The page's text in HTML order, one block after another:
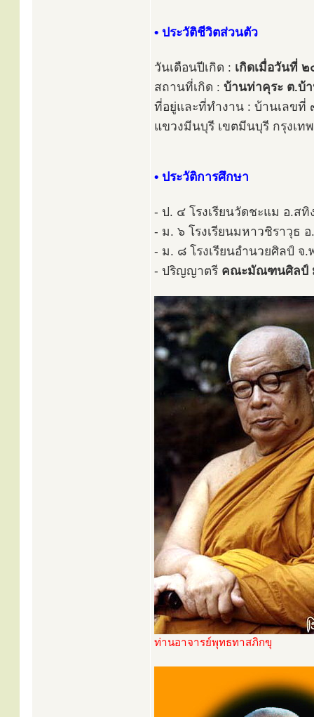
• ประวัติชีวิตส่วนตัว
วันเดือนปีเกิด : เกิดเมื่อวันที่
สถานที่เกิด : บ้านท่าคุระ ต.บ้
ที่อยู่และที่ทำงาน : บ้านเลข
แขวงมีนบุรี เขตมีนบุรี กรุงเ
• ประวัติการศึกษา
- ป. ๔ โรงเรียนวัดชะแม อ.สทิ
- ม. ๖ โรงเรียนมหาวชิราวุธ
- ม. ๘ โรงเรียนอำนวยศิลป์ จ.
- ปริญญาตรี คณะมัณฑนศิลป์
ท่านอาจารย์พุทธทาสภิกขุ